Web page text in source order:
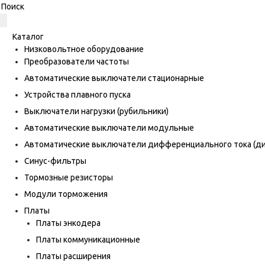
Каталог
Низковольтное оборудование
Преобразователи частоты
Автоматические выключатели стационарные
Устройства плавного пуска
Выключатели нагрузки (рубильники)
Автоматические выключатели модульные
Автоматические выключатели дифференциального тока
Синус-фильтры
Тормозные резисторы
Модули торможения
Платы
Платы энкодера
Платы коммуникационные
Платы расширения